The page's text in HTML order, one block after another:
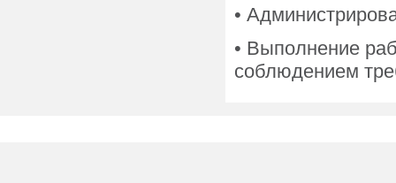
•
• Выполнение
соблюдением